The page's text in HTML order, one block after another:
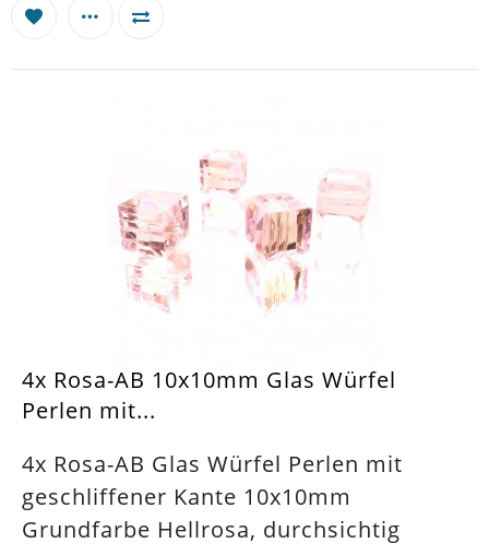
4x Rosa-AB 10x10mm Glas Würfel
Perlen mit...
4x Rosa-AB Glas Würfel Perlen mit
geschliffener Kante 10x10mm
Grundfarbe Hellrosa, durchsichtig